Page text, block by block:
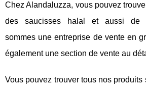
Chez Alandaluzza, vous pouvez
des saucisses halal et aussi de
sommes une entreprise de vente en
également une section de vente au
Vous pouvez trouver tous nos produits